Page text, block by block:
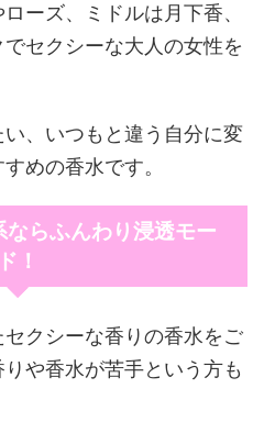
ーズ、ミドルは月下香、
セクシーな大人の女性を
、いつもと違う自分に変
めの香水です。
らふんわり浸透モー
ド！
クシーな香りの香水をご
や香水が苦手という方も